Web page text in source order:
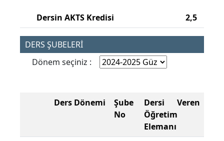
Dersin AKTS Kredisi 2,5
DERS ŞUBELERİ
Dönem seçiniz :
Ders Dönemi
Şube
No
Dersi Veren
Öğretim
Elemanı